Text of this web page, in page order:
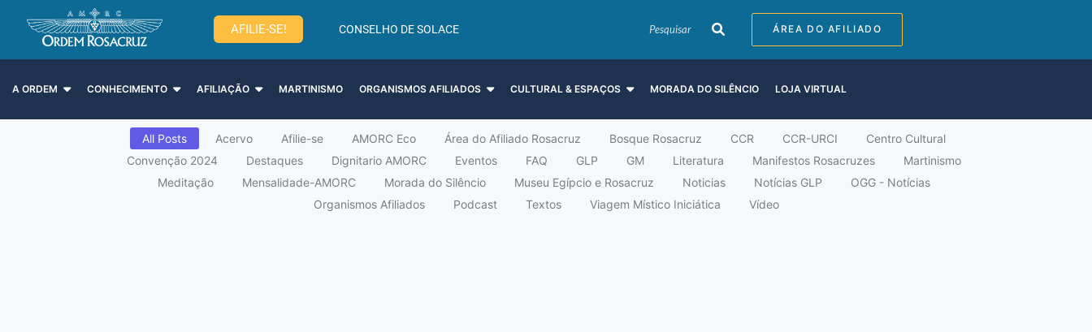
AFILIE-SE! CONSELHO DE SOLACE ÁREA DO AFILIADO
A ORDEM CONHECIMENTO AFILIAÇÃO MARTINISMO ORGANISMOS AFILIADOS CULTURAL & ESPAÇOS MORADA DO SILÊNCIO LOJA VIRTUAL
All Posts Acervo Afilie-se AMORC Eco Área do Afiliado Rosacruz Bosque Rosacruz CCR CCR-URCI
Centro Cultural
Convenção 2024
Destaques Dignitario AMORC Eventos FAQ GLP GM Literatura Manifestos Rosacruzes
Martinismo
Meditação
Mensalidade-AMORC Morada do Silêncio Museu Egípcio e Rosacruz Noticias Notícias GLP
OGG - Notícias
Organismos Afiliados
Podcast Textos Viagem Místico Iniciática Vídeo